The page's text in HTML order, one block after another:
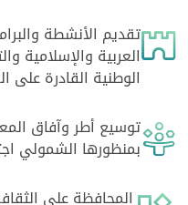
تقديم الأنشطة
العربية والإسلامية
الوطنية القادرة على
توسيع أطر وآفاق
بمنظورها الشمولي
المحافظة على